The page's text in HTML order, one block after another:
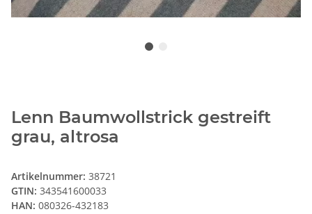
Lenn Baumwollstrick gestreift
grau, altrosa
Artikelnummer: 38721
GTIN: 343541600033
HAN: 080326-432183